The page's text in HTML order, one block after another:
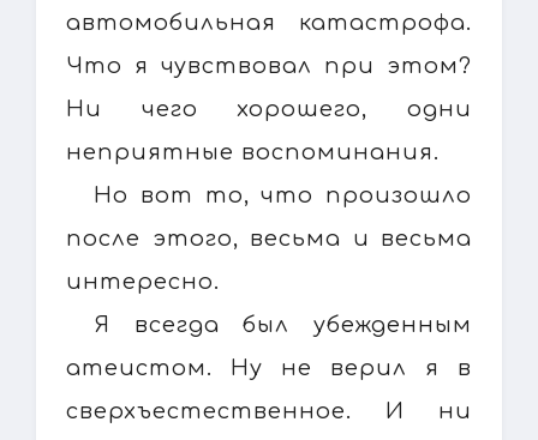
автомобильная катастрофа.
Что я чувствовал при этом?
Ни чего хорошего, одни
неприятные воспоминания.
Но вот то, что произошло
после этого, весьма и весьма
интересно.
Я всегда был убежденным
атеистом. Ну не верил я в
сверхъестественное. И ни